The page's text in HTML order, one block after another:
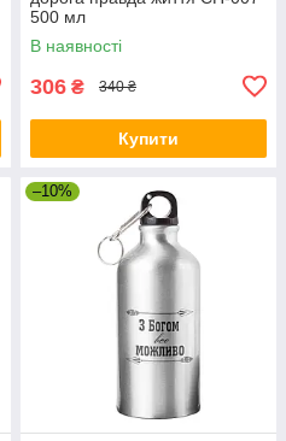
500 мл
В наявності
306 ₴ 340 ₴
Купити
–10%